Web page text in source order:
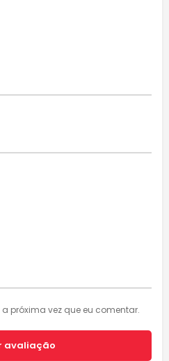
próxima vez que eu comentar.
avaliação